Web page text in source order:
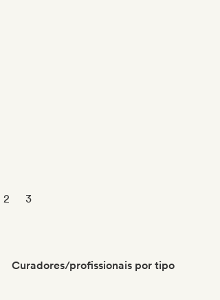
2 3
Curadores/profissionais por tipo